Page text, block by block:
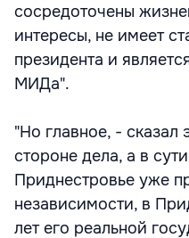
сосредоточены
интересы, не имеет
президента и
МИДа".
"Но главное, - сказал
стороне дела, а в
Приднестровье уже
независимости, в
лет его реальной